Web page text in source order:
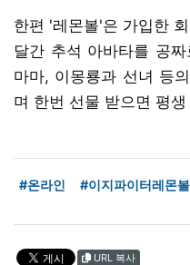
한편 '레몬볼'은 가입한
달간 추석 아바타를 공
마마, 이몽룡과 선녀 등
며 한번 선물 받으면 평
#온라인 #이지파이터레몬볼
URL 복사